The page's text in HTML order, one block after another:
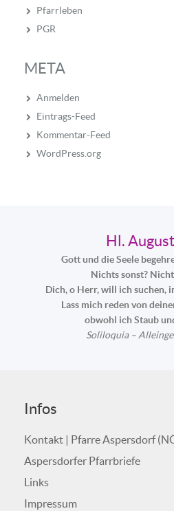
Pfarrleben
PGR
META
Anmelden
Eintrags-Feed
Kommentar-Feed
WordPress.org
Hl.
Gott und die Seele
Nichts sonst?
Dich, o Herr, will ich suchen,
Lass mich reden von
obwohl ich Staub
Soliloquia –
Infos
Kontakt | Pfarre Aspersdorf
Aspersdorfer Pfarrbriefe
Links
Impressum